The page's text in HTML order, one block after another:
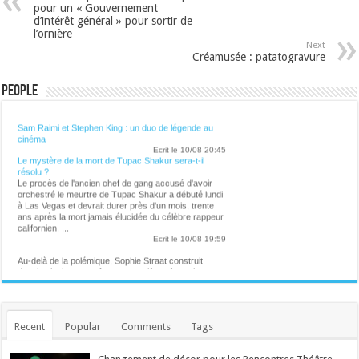
pour un « Gouvernement
d’intérêt général » pour sortir de
l’ornière
Next
Créamusée : patatogravure
People
Sam Raimi et Stephen King : un duo de légende au
cinéma
Ecrit le 10/08 20:45
Le mystère de la mort de Tupac Shakur sera-t-il
résolu ?
Le procès de l'ancien chef de gang accusé d'avoir
orchestré le meurtre de Tupac Shakur a débuté lundi
à Las Vegas et devrait durer près d'un mois, trente
ans après la mort jamais élucidée du célèbre rappeur
californien. ...
Ecrit le 10/08 19:59
Au-delà de la polémique, Sophie Straat construit
depuis plusieurs années une carrière où musique,
féminisme, antiracisme et engagement politique
Le saxophoniste Simon Comté, révélation du 42e
Gaume Jazz Festival
Avec François Vaiana et un hommage vibrant au
gaumais confirme sa diversité et son haut niveau de
Recent Popular Comments Tags